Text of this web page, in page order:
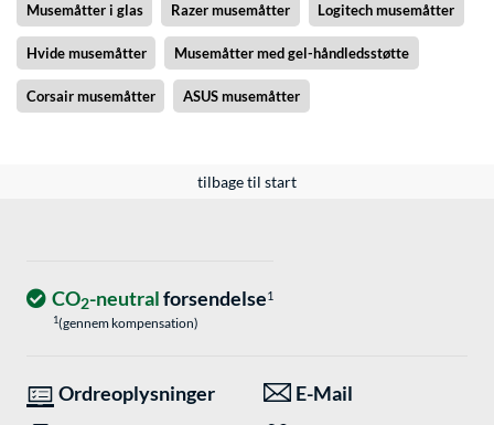
Musemåtter i glas Razer musemåtter Logitech musemåtter
Hvide musemåtter Musemåtter med gel-håndledsstøtte
Corsair musemåtter ASUS musemåtter
tilbage til start
CO2-neutralforsendelse1
1(gennem kompensation)
Ordreoplysninger E-Mail